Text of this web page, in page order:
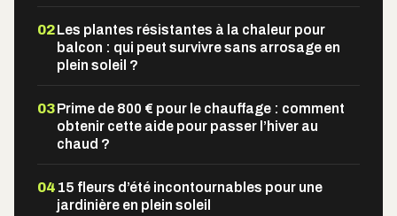
02Les plantes résistantes à la chaleur pour
balcon : qui peut survivre sans arrosage en
plein soleil ?
03Prime de 800 € pour le chauffage : comment
obtenir cette aide pour passer l’hiver au
chaud ?
04 15 fleurs d’été incontournables pour une
jardinière en plein soleil